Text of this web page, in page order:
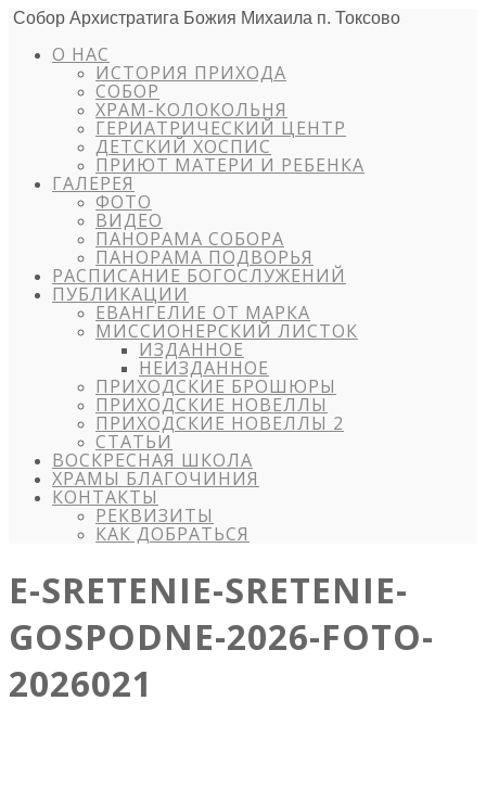
Собор Архистратига Божия Михаила п. Токсово
О НАС
ИСТОРИЯ ПРИХОДА
СОБОР
ХРАМ-КОЛОКОЛЬНЯ
ГЕРИАТРИЧЕСКИЙ ЦЕНТР
ДЕТСКИЙ ХОСПИС
ПРИЮТ МАТЕРИ И РЕБЕНКА
ГАЛЕРЕЯ
ФОТО
ВИДЕО
ПАНОРАМА СОБОРА
ПАНОРАМА ПОДВОРЬЯ
РАСПИСАНИЕ БОГОСЛУЖЕНИЙ
ПУБЛИКАЦИИ
ЕВАНГЕЛИЕ ОТ МАРКА
МИССИОНЕРСКИЙ ЛИСТОК
ИЗДАННОЕ
НЕИЗДАННОЕ
ПРИХОДСКИЕ БРОШЮРЫ
ПРИХОДСКИЕ НОВЕЛЛЫ
ПРИХОДСКИЕ НОВЕЛЛЫ 2
СТАТЬИ
ВОСКРЕСНАЯ ШКОЛА
ХРАМЫ БЛАГОЧИНИЯ
КОНТАКТЫ
РЕКВИЗИТЫ
КАК ДОБРАТЬСЯ
E-SRETENIE-SRETENIE-
GOSPODNE-2026-FOTO-
2026021